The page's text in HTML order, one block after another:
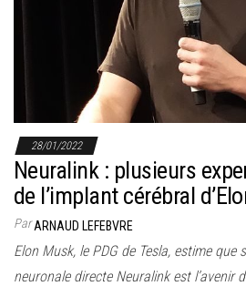
28/01/2022
Neuralink : plusieurs
de l’implant cérébral
ParARNAUD LEFEBVRE
Elon Musk, le PDG de Tesla, estime que
neuronale directe Neuralink est l’avenir